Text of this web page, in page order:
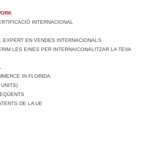
INTERNACIONAL
EXPERT EN VENDES INTERNACIONALS
LES EINES PER INTERNAICONALITZAR LA TEVA
IN FLORIDA
UNITS)
DE LA UE